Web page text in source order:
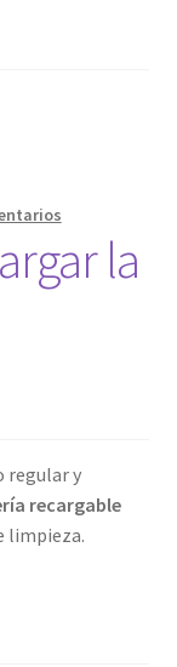
la
regular y
recargable
limpieza.